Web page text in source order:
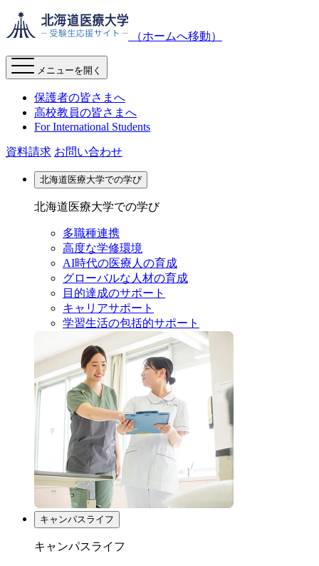
（ホームへ移動）
メニューを開く
保護者の皆さまへ
高校教員の皆さまへ
For International Students
資料請求 お問い合わせ
北海道医療大学での学び
北海道医療大学での学び
多職種連携
高度な学修環境
AI時代の医療人の育成
グローバルな人材の育成
目的達成のサポート
キャリアサポート
学習生活の包括的サポート
キャンパスライフ
キャンパスライフ